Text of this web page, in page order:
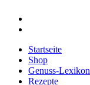
Startseite
Shop
Genuss-Lexikon
Rezepte